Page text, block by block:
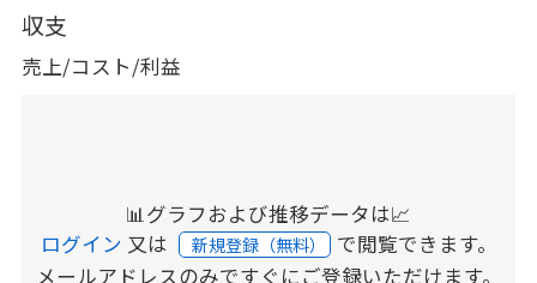
収支
売上/コスト/利益
📊グラフおよび推移データは📈
ログイン 又は 新規登録（無料） で閲覧できます。
メールアドレスのみですぐにご登録いただけます。